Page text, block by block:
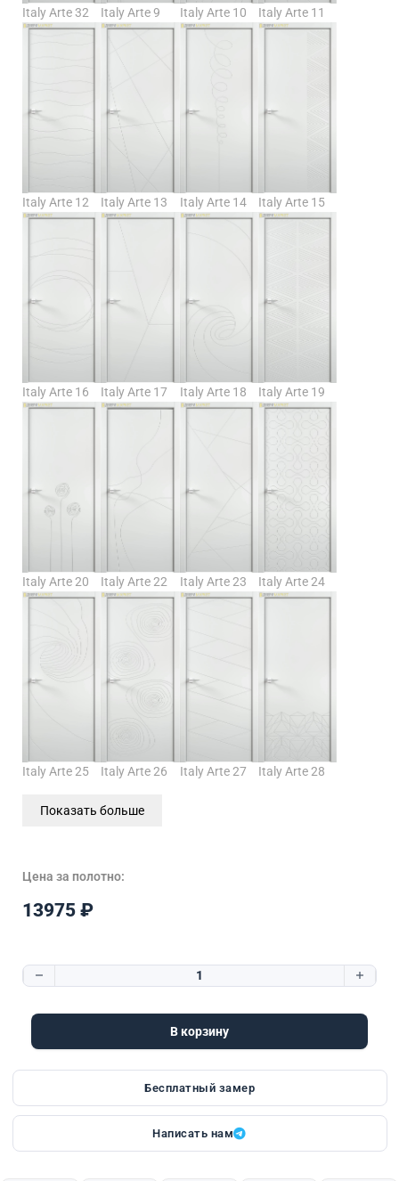
Italy Arte 32 Italy Arte 9 Italy Arte 10 Italy Arte 11
Italy Arte 12 Italy Arte 13 Italy Arte 14 Italy Arte 15
Italy Arte 16 Italy Arte 17 Italy Arte 18 Italy Arte 19
Italy Arte 20 Italy Arte 22 Italy Arte 23 Italy Arte 24
Italy Arte 25 Italy Arte 26 Italy Arte 27 Italy Arte 28
Показать больше
Цена за полотно:
13975 ₽
Количество товара Italy Arte 13
В корзину
Бесплатный замер
Написать нам